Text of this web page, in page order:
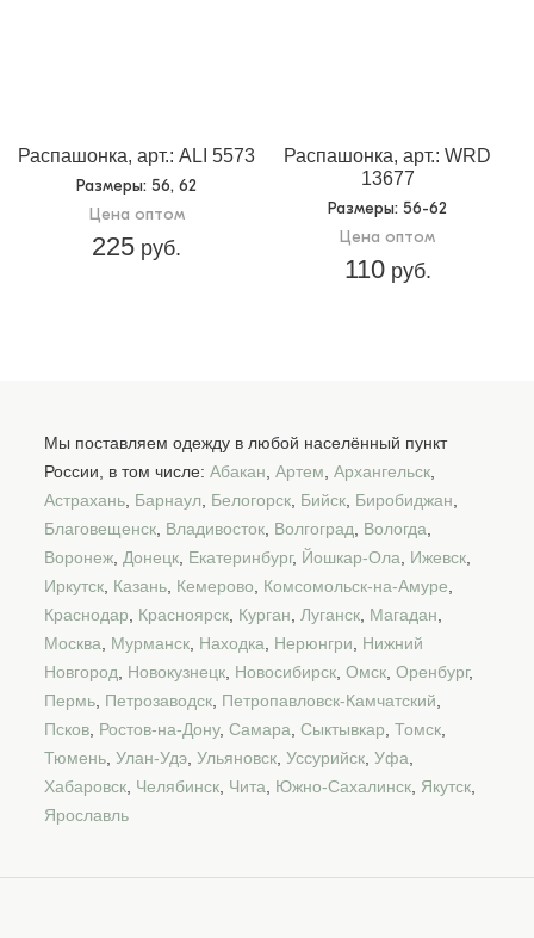
Распашонка, арт.: ALI 5573
Размеры: 56, 62
Цена оптом
225 руб.
Распашонка, арт.: WRD
13677
Размеры: 56-62
Цена оптом
110руб.
Мы поставляем одежду в любой населённый пункт
России, в том числе: Абакан, Артем, Архангельск,
Астрахань, Барнаул, Белогорск, Бийск, Биробиджан,
Благовещенск, Владивосток, Волгоград, Вологда,
Воронеж, Донецк, Екатеринбург, Йошкар-Ола, Ижевск,
Иркутск, Казань, Кемерово, Комсомольск-на-Амуре,
Краснодар, Красноярск, Курган, Луганск, Магадан,
Москва, Мурманск, Находка, Нерюнгри, Нижний
Новгород, Новокузнецк, Новосибирск, Омск, Оренбург,
Пермь, Петрозаводск, Петропавловск-Камчатский,
Псков, Ростов-на-Дону, Самара, Сыктывкар, Томск,
Тюмень, Улан-Удэ, Ульяновск, Уссурийск, Уфа,
Хабаровск, Челябинск, Чита, Южно-Сахалинск, Якутск,
Ярославль